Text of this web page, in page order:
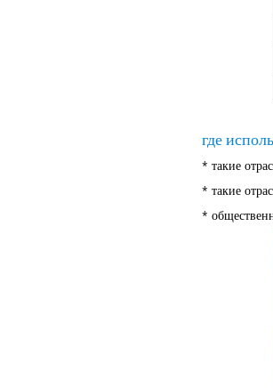
где
* такие
* такие
*